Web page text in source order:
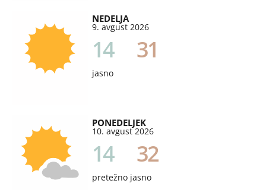
NEDELJA
9. avgust 2026
14 31
jasno
PONEDELJEK
10. avgust 2026
14 32
pretežno jasno